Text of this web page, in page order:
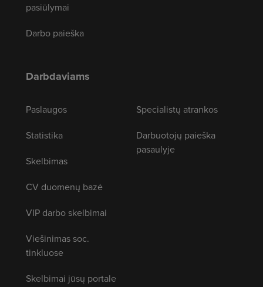
pasiūlymai
Darbo paieška
Darbdaviams
Paslaugos
Statistika
Skelbimas
CV duomenų bazė
VIP darbo skelbimai
Viešinimas soc.
tinkluose
Skelbimai jūsų portale
Specialistų atrankos
Darbuotojų paieška
pasaulyje